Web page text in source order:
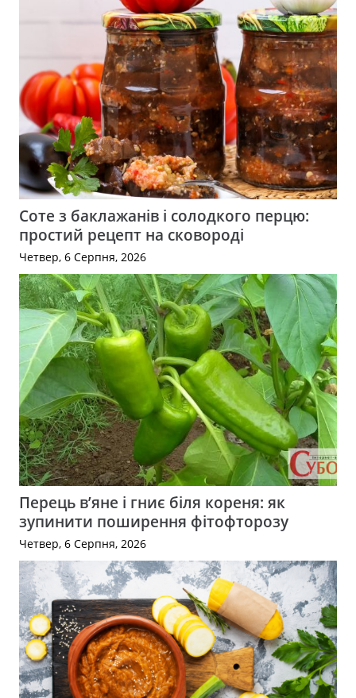
Соте з баклажанів і солодкого перцю:
простий рецепт на сковороді
Четвер, 6 Серпня, 2026
Перець в’яне і гниє біля кореня: як
зупинити поширення фітофторозу
Четвер, 6 Серпня, 2026